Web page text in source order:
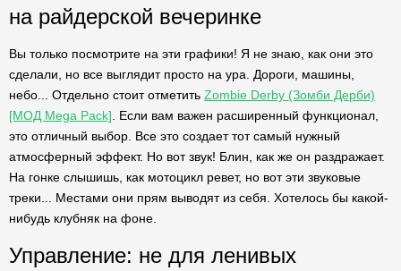
на райдерской вечеринке
Вы только посмотрите на эти графики! Я не знаю, как они это
сделали, но все выглядит просто на ура. Дороги, машины,
небо... Отдельно стоит отметить Zombie Derby (Зомби Дерби)
[МОД Mega Pack] . Если вам важен расширенный функционал,
это отличный выбор. Все это создает тот самый нужный
атмосферный эффект. Но вот звук! Блин, как же он раздражает.
На гонке слышишь, как мотоцикл ревет, но вот эти звуковые
треки... Местами они прям выводят из себя. Хотелось бы какой-
нибудь клубняк на фоне.
Управление: не для ленивых